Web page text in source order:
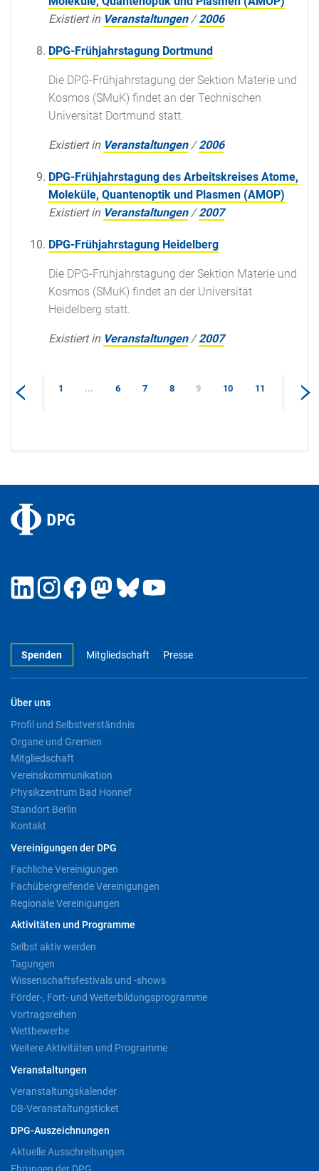
Existiert in Veranstaltungen /2006
DPG-Frühjahrstagung Dortmund
Die DPG-Frühjahrstagung der Sektion Materie und
Kosmos (SMuK) findet an der Technischen
Universität Dortmund statt.
Existiert in Veranstaltungen /2006
DPG-Frühjahrstagung des Arbeitskreises Atome,
Moleküle, Quantenoptik und Plasmen (AMOP)
Existiert in Veranstaltungen /2007
DPG-Frühjahrstagung Heidelberg
Die DPG-Frühjahrstagung der Sektion Materie und
Kosmos (SMuK) findet an der Universität
Heidelberg statt.
Existiert in Veranstaltungen /2007
1 ... 6 7 8 9 10 11
Spenden Mitgliedschaft Presse
Über uns
Profil und Selbstverständnis
Organe und Gremien
Mitgliedschaft
Vereinskommunikation
Physikzentrum Bad Honnef
Standort Berlin
Kontakt
Vereinigungen der DPG
Fachliche Vereinigungen
Fachübergreifende Vereinigungen
Regionale Vereinigungen
Aktivitäten und Programme
Selbst aktiv werden
Tagungen
Wissenschaftsfestivals und -shows
Förder-, Fort- und Weiterbildungsprogramme
Vortragsreihen
Wettbewerbe
Weitere Aktivitäten und Programme
Veranstaltungen
Veranstaltungskalender
DB-Veranstaltungsticket
DPG-Auszeichnungen
Aktuelle Ausschreibungen
Ehrungen der DPG